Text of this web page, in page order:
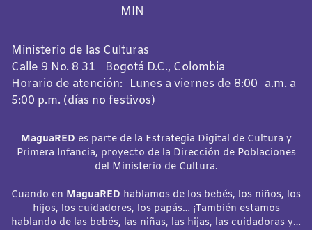
Ministerio de las Culturas
Calle 9 No. 8 31 Bogotá D.C., Colombia
Horario de atención: Lunes a viernes de 8:00 a.m. a
5:00 p.m. (días no festivos)
MaguaRED es parte de la Estrategia Digital de Cultura y
Primera Infancia, proyecto de la Dirección de Poblaciones
del Ministerio de Cultura.
Cuando en MaguaRED hablamos de los bebés, los niños, los
hijos, los cuidadores, los papás… ¡También estamos
hablando de las bebés, las niñas, las hijas, las cuidadoras y…